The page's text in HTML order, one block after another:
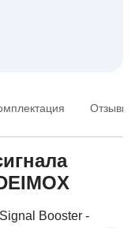
Отзывы
Booster -